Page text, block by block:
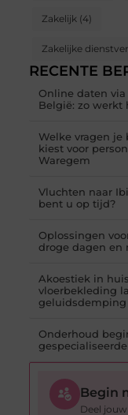
Zakelijk (4)
Zakelijke
RECENTE
Online daten
België: zo werkt
Welke vragen je
kiest voor
Waregem
Vluchten naar
bent u op tijd?
Oplossingen
droge dagen en
Akoestiek in
vloerbekleding
geluidsdemping
Onderhoud
Begin
Deel